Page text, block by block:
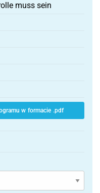
muss sein
w formacie .pdf